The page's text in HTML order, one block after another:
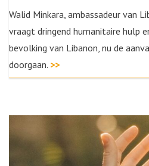
Walid Minkara, ambassadeur van
vraagt dringend humanitaire hulp
bevolking van Libanon, nu de
doorgaan. >>